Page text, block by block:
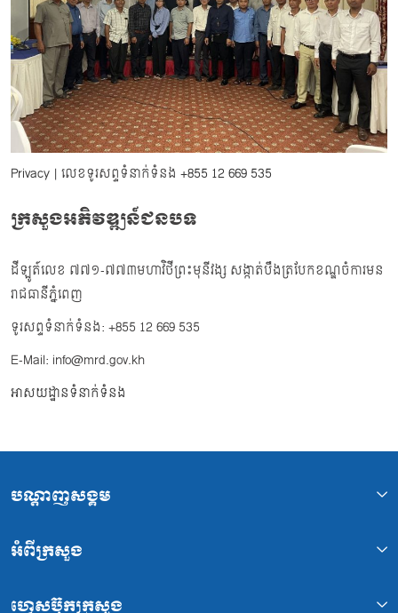
Privacy | លេខទូរសព្ទទំនាក់ទំនង +855 12 669 535
ក្រសួងអភិវឌ្ឍន៍ជនបទ
ដីឡូត៍លេខ ៧៧១-៧៧៣មហាវិថីព្រះមុនីវង្ស សង្កាត់បឹងត្របែកខណ្ឌចំការមន
រាជធានីភ្នំពេញ
ទូរសព្ទទំនាក់ទំនង: +855 12 669 535
E-Mail: info@mrd.gov.kh
អាសយដ្ឋានទំនាក់ទំនង
បណ្ដាញសង្គម
អំពីក្រសួង
ហ្វេសប៊ុកក្រសួង